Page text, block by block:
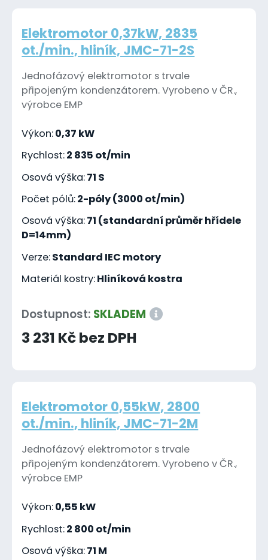
Elektromotor 0,37kW, 2835
ot./min., hliník, JMC-71-2S
Jednofázový elektromotor s trvale
připojeným kondenzátorem. Vyrobeno v ČR.,
výrobce EMP
Výkon:0,37 kW
Rychlost:2 835 ot/min
Osová výška:71 S
Počet pólů:2-póly (3000 ot/min)
Osová výška:71 (standardní průměr hřídele
D=14mm)
Verze:Standard IEC motory
Materiál kostry:Hliníková kostra
Dostupnost: SKLADEM
3 231 Kč bez DPH
Elektromotor 0,55kW, 2800
ot./min., hliník, JMC-71-2M
Jednofázový elektromotor s trvale
připojeným kondenzátorem. Vyrobeno v ČR.,
výrobce EMP
Výkon:0,55 kW
Rychlost:2 800 ot/min
Osová výška:71 M